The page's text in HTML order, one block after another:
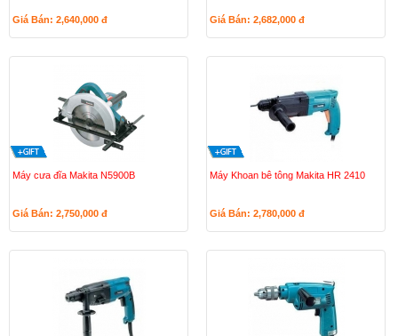
Giá Bán: 2,640,000 đ Giá Bán: 2,682,000 đ
Máy cưa đĩa Makita N5900B
Giá Bán: 2,750,000 đ
Máy Khoan bê tông Makita HR 2410
Giá Bán: 2,780,000 đ